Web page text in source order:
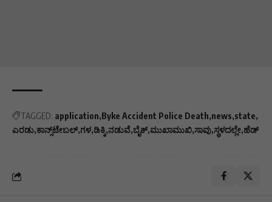
TAGGED: application Byke Accident Police Death news state
ಎರಡು ಕಾನ್ಸ್‌ಟೇಬಲ್ ಗಳ ಡಿಕ್ಕಿ ನಡುವೆ ಬೈಕ್ ಮುಖಾಮುಖಿ ಸಾವು ಸ್ಥಳದಲ್ಲೇ ಹೆಡ್